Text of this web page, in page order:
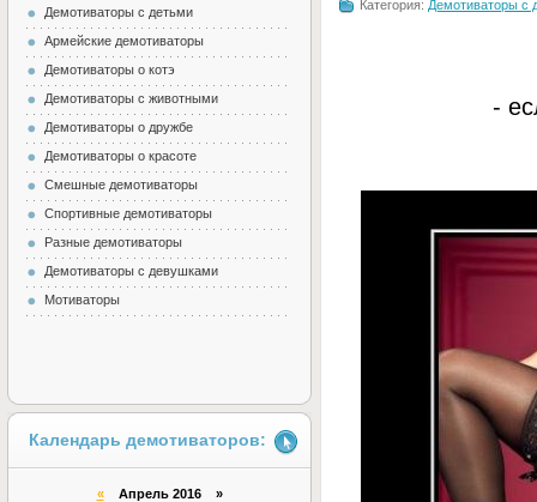
Категория: Демотиваторы с
-
Демотиваторы с детьми
Армейские демотиваторы
Демотиваторы о котэ
Демотиваторы с животными
Демотиваторы о дружбе
Демотиваторы о красоте
Смешные демотиваторы
Спортивные демотиваторы
Разные демотиваторы
Демотиваторы с девушками
Мотиваторы
Календарь демотиваторов:
«Апрель 2016 »